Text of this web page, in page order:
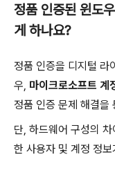
정품 인증된 윈도
게 하나요?
정품 인증을 디지털
우, 마이크로소프트 계
정품 인증 문제 해결을
단, 하드웨어 구성의
한 사용자 및 계정 정